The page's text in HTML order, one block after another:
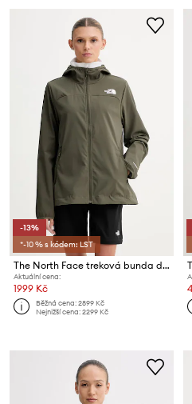
-13%
*-10 % s kódem: LST
The North Face treková bunda dámská NIMBLE
Aktuální cena:
1999 Kč
Běžná cena:2899 Kč
Nejnižší cena:2299 Kč